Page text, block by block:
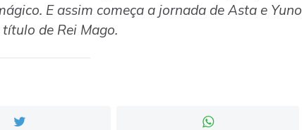
E assim começa a jornada de Asta e Yuno
de Rei Mago.